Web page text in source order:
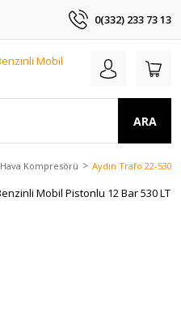
0(332) 233 73 13
ARA
Hava Kompresörü Aydın Trafo 22-530